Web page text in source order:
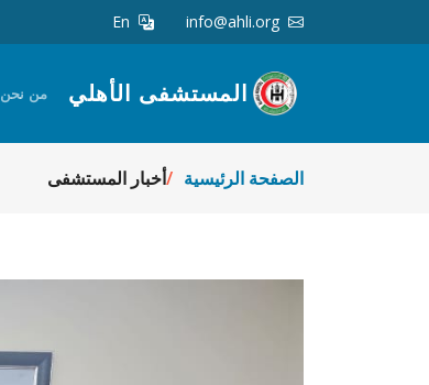
info@ahli.org
En
المستشفى الأهلي من نحن
الصفحة الرئيسية أخبار المستشفى